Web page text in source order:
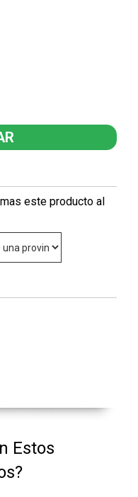
este producto al
Estos